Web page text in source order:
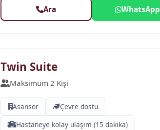
Ara WhatsApp
Twin Suite
Maksimum 2 Kişi
Asansör
Çevre dostu
Hastaneye kolay ulaşım (15 dakika)